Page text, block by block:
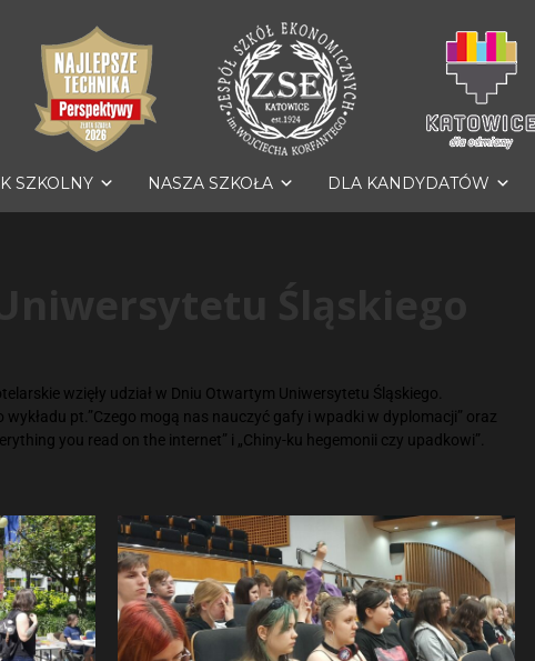
SZKOLNY NASZA SZKOŁA DLA KANDYDATÓW
wzięły udział w Dniu Otwartym Uniwersytetu Śląskiego.
pt.”Czego mogą nas nauczyć gafy i wpadki w dyplomacji” oraz
you read on the internet” i „Chiny-ku hegemonii czy upadkowi”.